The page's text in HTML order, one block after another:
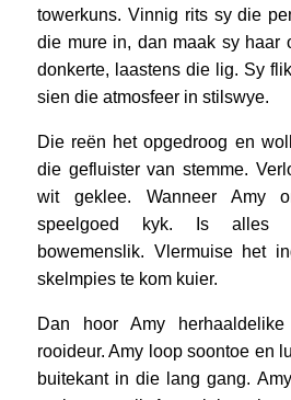
towerkuns. Vinnig rits sy die
die mure in, dan maak sy haar
donkerte, laastens die lig. Sy
sien die atmosfeer in stilswye.
Die reën het opgedroog en
die gefluister van stemme.
wit geklee. Wanneer Amy
speelgoed kyk. Is alles
bowemenslik. Vlermuise het
skelmpies te kom kuier.
Dan hoor Amy
rooideur. Amy loop soontoe en
buitekant in die lang gang.